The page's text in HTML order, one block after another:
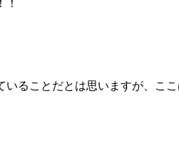
ることだとは思いますが、こ